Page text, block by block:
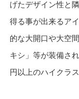
げたデザイン性と
得る事が出来るア
的な大開口や大空
キシ」等が装備さ
円以上のハイクラ